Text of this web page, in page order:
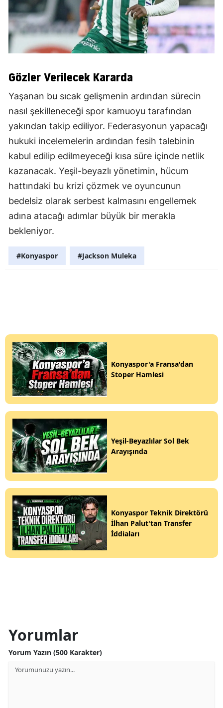
Gözler Verilecek Kararda
Yaşanan bu sıcak gelişmenin ardından sürecin
nasıl şekilleneceği spor kamuoyu tarafından
yakından takip ediliyor. Federasyonun yapacağı
hukuki incelemelerin ardından fesih talebinin
kabul edilip edilmeyeceği kısa süre içinde netlik
kazanacak. Yeşil-beyazlı yönetimin, hücum
hattındaki bu krizi çözmek ve oyuncunun
bedelsiz olarak serbest kalmasını engellemek
adına atacağı adımlar büyük bir merakla
bekleniyor.
#Konyaspor #Jackson Muleka
Konyaspor'a Fransa'dan
Stoper Hamlesi
Yeşil-Beyazlılar Sol Bek
Arayışında
Konyaspor Teknik Direktörü
İlhan Palut'tan Transfer
İddiaları
Yorumlar
Yorum Yazın (500 Karakter)